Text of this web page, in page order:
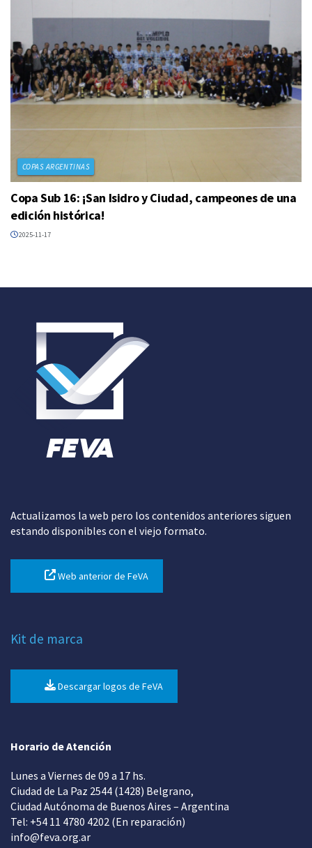
COPAS ARGENTINAS
Copa Sub 16: ¡San Isidro y Ciudad, campeones de una
edición histórica!
2025-11-17
Actualizamos la web pero los contenidos anteriores siguen
estando disponibles con el viejo formato.
Web anterior de FeVA
Kit de marca
Descargar logos de FeVA
Horario de Atención
Lunes a Viernes de 09 a 17 hs.
Ciudad de La Paz 2544 (1428) Belgrano,
Ciudad Autónoma de Buenos Aires – Argentina
Tel: +54 11 4780 4202 (En reparación)
info@feva.org.ar